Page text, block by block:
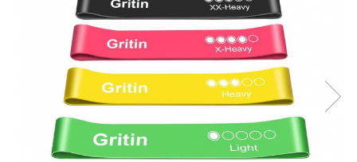
Curatenie si intretinere
Decoratiuni
Hobby-uri creative
Iluminat & Electrice
Kit-uri automatizari porti si usi